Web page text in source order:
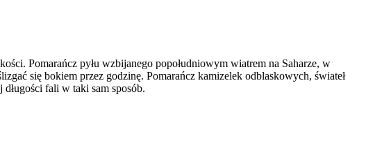
Pomarańcz pyłu wzbijanego popołudniowym wiatrem na Saharze, w
się bokiem przez godzinę. Pomarańcz kamizelek odblaskowych, świateł
fali w taki sam sposób.